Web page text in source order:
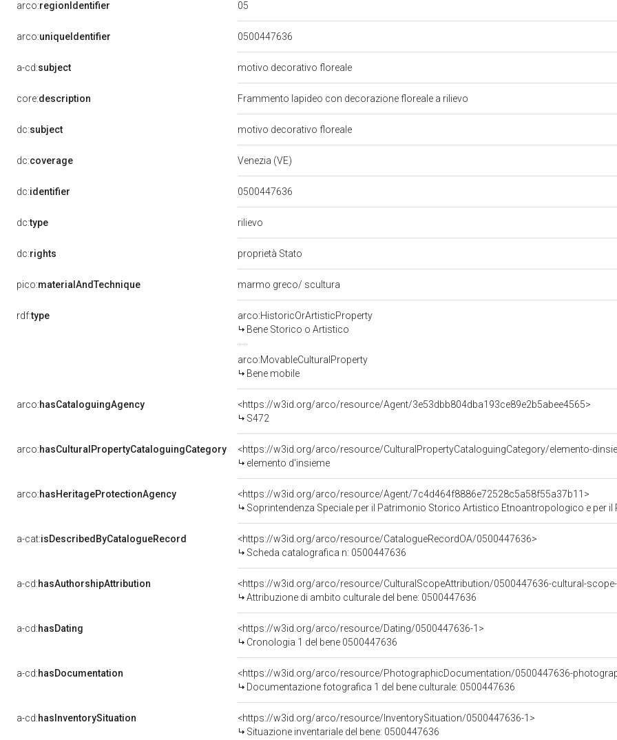
arco:regionIdentifier 05
arco:uniqueIdentifier 0500447636
a-cd:subject motivo decorativo floreale
core:description Frammento lapideo con decorazione floreale a rilievo
dc:subject motivo decorativo floreale
dc:coverage Venezia (VE)
dc:identifier 0500447636
dc:type rilievo
dc:rights proprietà Stato
pico:materialAndTechnique marmo greco/ scultura
rdf:type
arco:HistoricOrArtisticProperty
Bene Storico o Artistico
arco:MovableCulturalProperty
Bene mobile
arco:hasCataloguingAgency
<https://w3id.org/arco/resource/Agent/3e53dbb804dba193ce89e2b5abee4565>
S472
arco:hasCulturalPropertyCataloguingCategory
<https://w3id.org/arco/resource/CulturalPropertyCataloguingCategory/elemento-
elemento d'insieme
arco:hasHeritageProtectionAgency
<https://w3id.org/arco/resource/Agent/7c4d464f8886e72528c5a58f55a37b11>
Soprintendenza Speciale per il Patrimonio Storico Artistico Etnoantropologico e per il
a-cat:isDescribedByCatalogueRecord
<https://w3id.org/arco/resource/CatalogueRecordOA/0500447636>
Scheda catalografica n: 0500447636
a-cd:hasAuthorshipAttribution
<https://w3id.org/arco/resource/CulturalScopeAttribution/0500447636-cultural-
Attribuzione di ambito culturale del bene: 0500447636
a-cd:hasDating
<https://w3id.org/arco/resource/Dating/0500447636-1>
Cronologia 1 del bene 0500447636
a-cd:hasDocumentation
<https://w3id.org/arco/resource/PhotographicDocumentation/0500447636-
Documentazione fotografica 1 del bene culturale: 0500447636
a-cd:hasInventorySituation
<https://w3id.org/arco/resource/InventorySituation/0500447636-1>
Situazione inventariale del bene: 0500447636